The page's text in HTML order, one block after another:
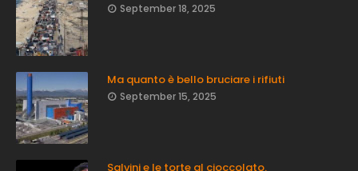
September 18, 2025
Ma quanto è bello bruciare i rifiuti
September 15, 2025
Salvini e le torte al cioccolato.